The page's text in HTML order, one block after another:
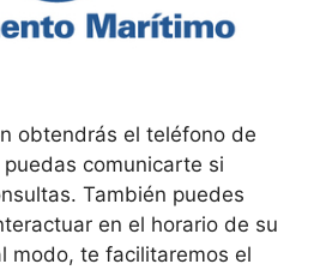
obtendrás el teléfono de
comunicarte si
También puedes
en el horario de su
modo, te facilitaremos el